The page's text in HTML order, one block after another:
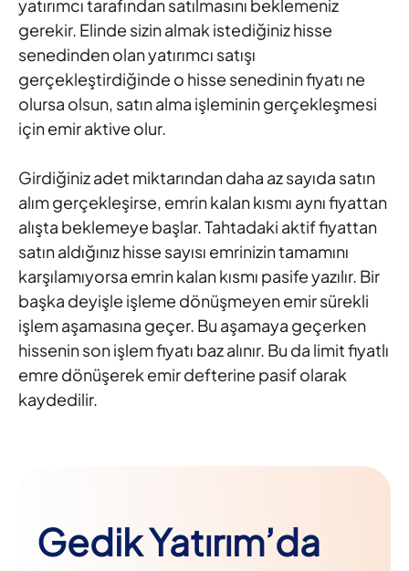
yatırımcı tarafından satılmasını beklemeniz
gerekir. Elinde sizin almak istediğiniz hisse
senedinden olan yatırımcı satışı
gerçekleştirdiğinde o hisse senedinin fiyatı ne
olursa olsun, satın alma işleminin gerçekleşmesi
için emir aktive olur.
Girdiğiniz adet miktarından daha az sayıda satın
alım gerçekleşirse, emrin kalan kısmı aynı fiyattan
alışta beklemeye başlar. Tahtadaki aktif fiyattan
satın aldığınız hisse sayısı emrinizin tamamını
karşılamıyorsa emrin kalan kısmı pasife yazılır. Bir
başka deyişle işleme dönüşmeyen emir sürekli
işlem aşamasına geçer. Bu aşamaya geçerken
hissenin son işlem fiyatı baz alınır. Bu da limit fiyatlı
emre dönüşerek emir defterine pasif olarak
kaydedilir.
Gedik Yatırım’da